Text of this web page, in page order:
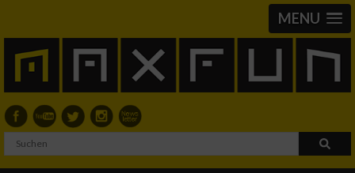
MENU